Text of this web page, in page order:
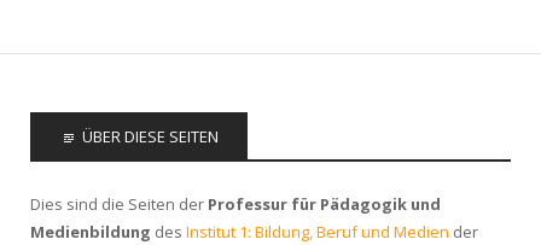
ÜBER DIESE SEITEN
Dies sind die Seiten der Professur für Pädagogik und
Medienbildung des Institut 1: Bildung, Beruf und Medien der